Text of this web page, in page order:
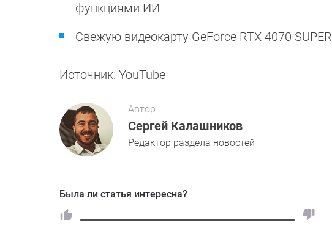
функциями ИИ
Свежую видеокарту GeForce RTX 4070 SUPER
Источник: YouTube
Автор
Сергей Калашников
Редактор раздела новостей
Была ли статья интересна?